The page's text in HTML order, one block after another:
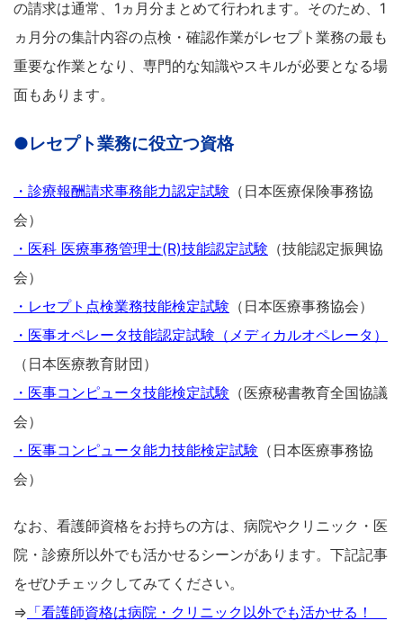
の請求は通常、1ヵ月分まとめて行われます。そのため、1
ヵ月分の集計内容の点検・確認作業がレセプト業務の最も
重要な作業となり、専門的な知識やスキルが必要となる場
面もあります。
●レセプト業務に役立つ資格
・診療報酬請求事務能力認定試験 （日本医療保険事務協
会）
・医科 医療事務管理士(R)技能認定試験 （技能認定振興協
会）
・レセプト点検業務技能検定試験 （日本医療事務協会）
・医事オペレータ技能認定試験（メディカルオペレータ）
（日本医療教育財団）
・医事コンピュータ技能検定試験 （医療秘書教育全国協議
会）
・医事コンピュータ能力技能検定試験 （日本医療事務協
会）
なお、看護師資格をお持ちの方は、病院やクリニック・医
院・診療所以外でも活かせるシーンがあります。下記記事
をぜひチェックしてみてください。
⇒ 「看護師資格は病院・クリニック以外でも活かせる！